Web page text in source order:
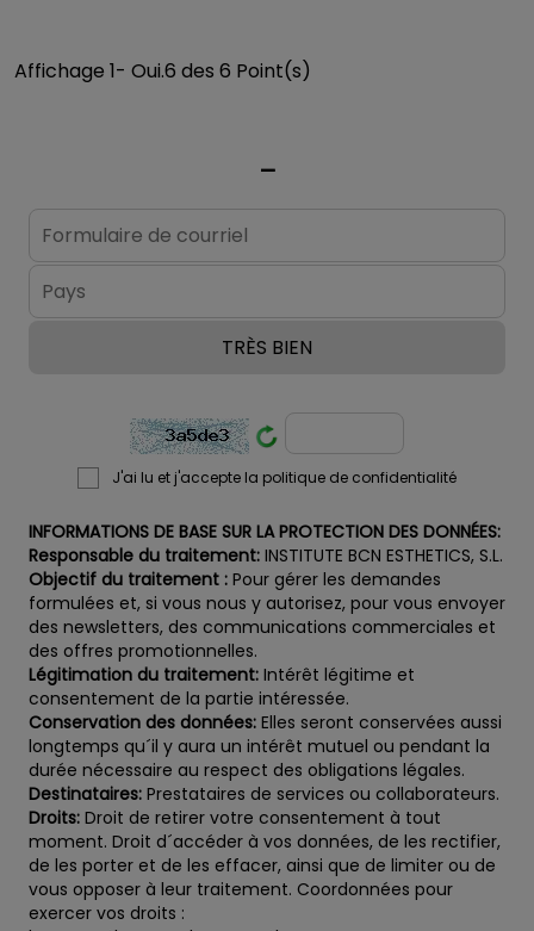
professionnelle médicale /
BCN Pre & Post, veuillez nous
Affichage 1- Oui.6 des 6 Point(s)
_
J'ai lu et j'accepte la politique de confidentialité
INFORMATIONS DE BASE SUR LA PROTECTION DES DONNÉES:
Responsable du traitement: INSTITUTE BCN ESTHETICS, S.L.
Objectif du traitement : Pour gérer les demandes
formulées et, si vous nous y autorisez, pour vous envoyer
des newsletters, des communications commerciales et
des offres promotionnelles.
Légitimation du traitement: Intérêt légitime et
consentement de la partie intéressée.
Conservation des données: Elles seront conservées aussi
longtemps qu´il y aura un intérêt mutuel ou pendant la
durée nécessaire au respect des obligations légales.
Destinataires: Prestataires de services ou collaborateurs.
Droits: Droit de retirer votre consentement à tout
moment. Droit d´accéder à vos données, de les rectifier,
de les porter et de les effacer, ainsi que de limiter ou de
vous opposer à leur traitement. Coordonnées pour
exercer vos droits :